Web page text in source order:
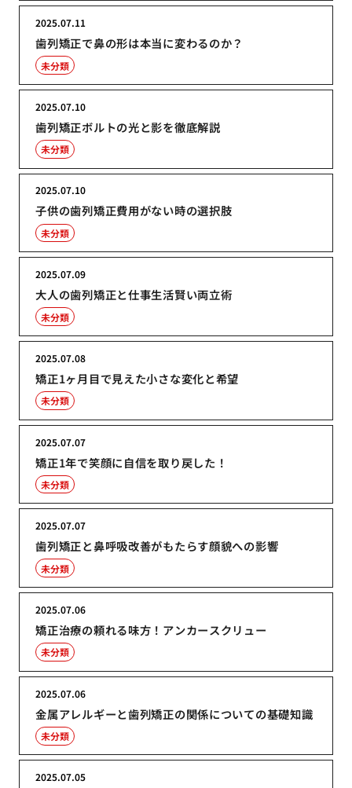
歯列矯正で鼻の形は本当に変わるのか？
2025.07.11
未分類
歯列矯正ボルトの光と影を徹底解説
2025.07.10
未分類
子供の歯列矯正費用がない時の選択肢
2025.07.10
未分類
大人の歯列矯正と仕事生活賢い両立術
2025.07.09
未分類
矯正1ヶ月目で見えた小さな変化と希望
2025.07.08
未分類
矯正1年で笑顔に自信を取り戻した！
2025.07.07
未分類
歯列矯正と鼻呼吸改善がもたらす顔貌への影響
2025.07.07
未分類
矯正治療の頼れる味方！アンカースクリュー
2025.07.06
未分類
金属アレルギーと歯列矯正の関係についての基礎知識
2025.07.06
未分類
2025.07.05